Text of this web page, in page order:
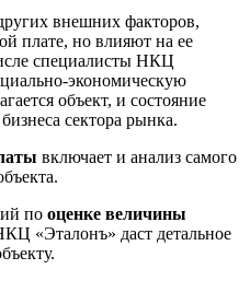
внешних факторов,
плате, но влияют на ее
специалисты НКЦ
экономическую
объект, и состояние
сектора рынка.
включает и анализ самого
по оценке величины
«Эталонъ» даст детальное